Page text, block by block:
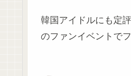
韓国アイドルにも定
のファンイベントで